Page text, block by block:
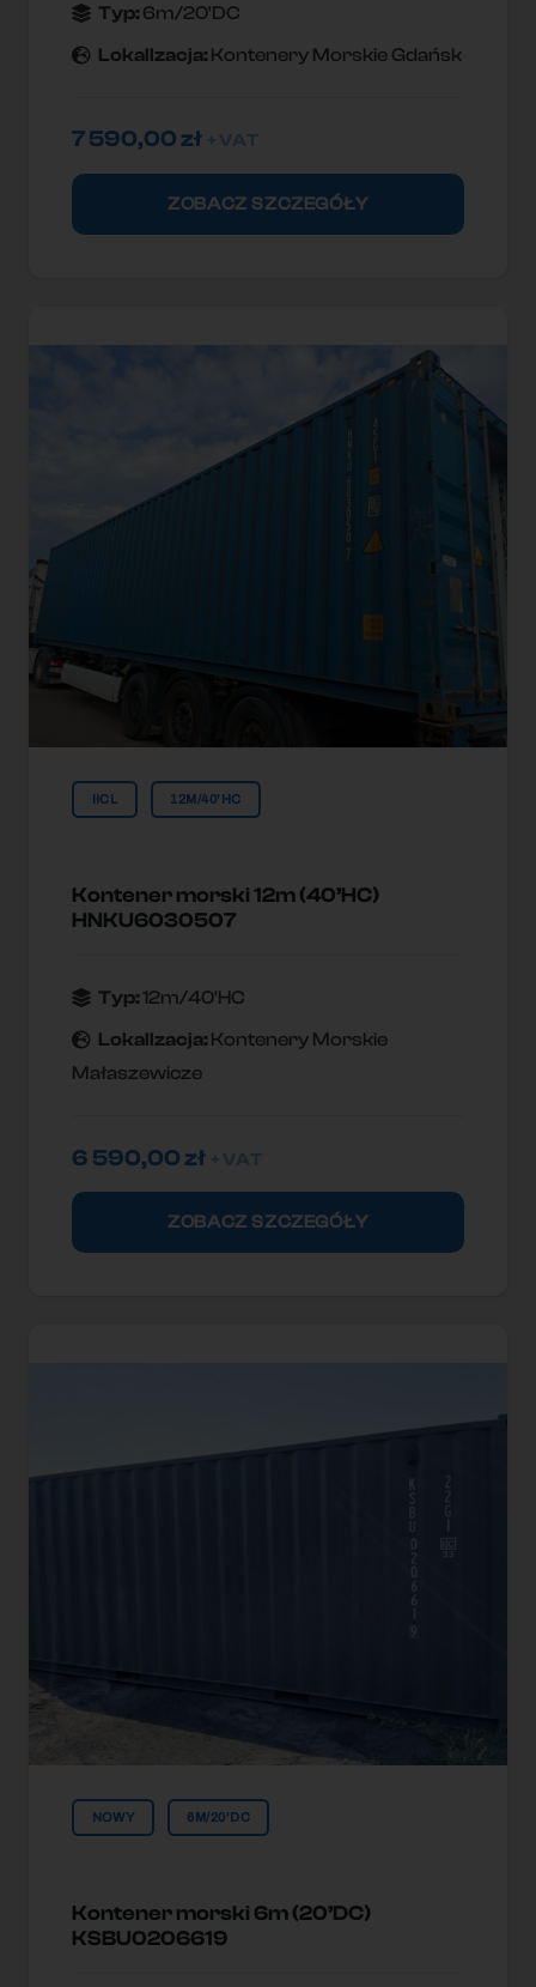
Typ: 6m/20'DC
Lokallzacja: Kontenery Morskie Gdańsk
7 590,00zł
ZOBACZ SZCZEGÓŁY
IICL 12M/40'HC
Kontener morski 12m (40’HC)
HNKU6030507
Typ:12m/40'HC
Lokallzacja: Kontenery Morskie
Małaszewicze
6 590,00zł
ZOBACZ SZCZEGÓŁY
NOWY 6M/20'DC
Kontener morski 6m (20’DC)
KSBU0206619